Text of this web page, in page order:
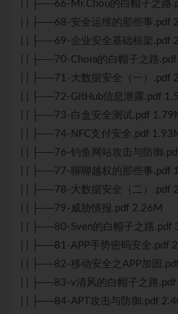
| | ├──66-Mr.Chou的白帽子之路
| | ├──68-安全运维的那些事.pdf
| | ├──69-企业安全基础框架.pdf
| | ├──70-Chora的白帽子之路
| | ├──71-大数据安全（一）.pdf
| | ├──72-GitHub信息泄露.pdf
| | ├──73-白盒安全测试.pdf
| | ├──74-NFC支付安全.pdf
| | ├──76-钓鱼网站攻击与防御
| | ├──77-聊聊越权的那些事.pdf
| | ├──78-大数据安全（二）.pdf
| | ├──79-威胁情报.pdf 2.26M
| | ├──80-Sven的白帽子之路.pdf
| | ├──81-APP手势密码安全.pdf
| | ├──82-移动安全之APP加固
| | ├──83-v清风的白帽子之路.pdf
| | ├──84-APT攻击与防御.pdf